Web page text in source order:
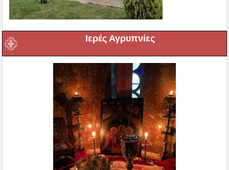
Ιερές Αγρυπνίες